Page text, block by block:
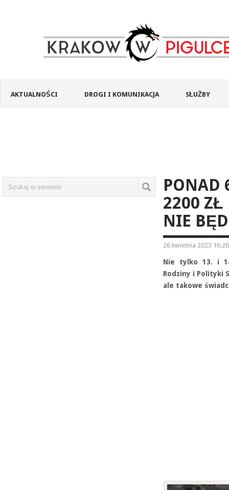
AKTUALNOŚCI DROGI I KOMUNIKACJA SŁUŻBY
PONAD
2200 ZŁ
NIE
26 kwietnia 2023 16:26
Nie tylko 13. i
Rodziny i Polityki
ale takowe